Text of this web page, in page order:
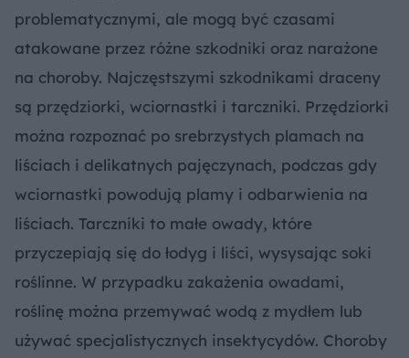
problematycznymi, ale mogą być czasami
atakowane przez różne szkodniki oraz narażone
na choroby. Najczęstszymi szkodnikami draceny
są przędziorki, wciornastki i tarczniki. Przędziorki
można rozpoznać po srebrzystych plamach na
liściach i delikatnych pajęczynach, podczas gdy
wciornastki powodują plamy i odbarwienia na
liściach. Tarczniki to małe owady, które
przyczepiają się do łodyg i liści, wysysając soki
roślinne. W przypadku zakażenia owadami,
roślinę można przemywać wodą z mydłem lub
używać specjalistycznych insektycydów. Choroby